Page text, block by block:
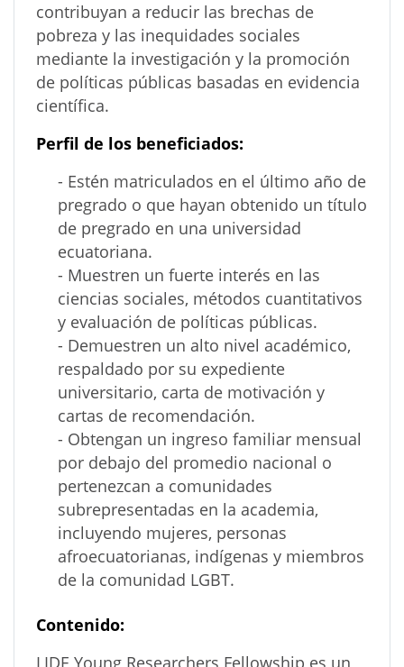
contribuyan a reducir las brechas de
pobreza y las inequidades sociales
mediante la investigación y la promoción
de políticas públicas basadas en evidencia
científica.
Perfil de los beneficiados:
- Estén matriculados en el último año de
pregrado o que hayan obtenido un título
de pregrado en una universidad
ecuatoriana.
- Muestren un fuerte interés en las
ciencias sociales, métodos cuantitativos
y evaluación de políticas públicas.
- Demuestren un alto nivel académico,
respaldado por su expediente
universitario, carta de motivación y
cartas de recomendación.
- Obtengan un ingreso familiar mensual
por debajo del promedio nacional o
pertenezcan a comunidades
subrepresentadas en la academia,
incluyendo mujeres, personas
afroecuatorianas, indígenas y miembros
de la comunidad LGBT.
Contenido:
LIDE Young Researchers Fellowship es un